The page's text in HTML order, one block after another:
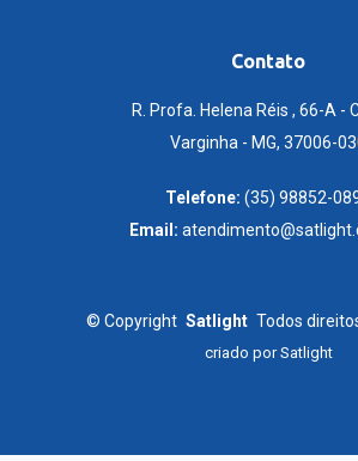
Contato
R. Profa. Helena Réis , 66-A -
Varginha - MG, 37006-
Telefone: (35) 98852-
Email:
© Copyright Satlight Todos
criado porSatlight